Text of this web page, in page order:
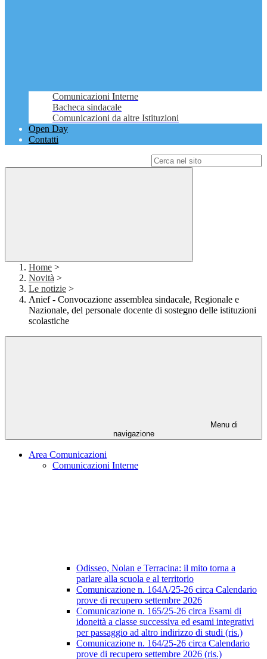
Comunicazioni Interne
Bacheca sindacale
Comunicazioni da altre Istituzioni
Open Day
Contatti
Home >
Novità >
Le notizie >
Anief - Convocazione assemblea sindacale, Regionale e
Nazionale, del personale docente di sostegno delle istituzioni
scolastiche
Menu di
navigazione
Area Comunicazioni
Comunicazioni Interne
Odisseo, Nolan e Terracina: il mito torna a
parlare alla scuola e al territorio
Comunicazione n. 164A/25-26 circa Calendario
prove di recupero settembre 2026
Comunicazione n. 165/25-26 circa Esami di
idoneità a classe successiva ed esami integrativi
per passaggio ad altro indirizzo di studi (ris.)
Comunicazione n. 164/25-26 circa Calendario
prove di recupero settembre 2026 (ris.)